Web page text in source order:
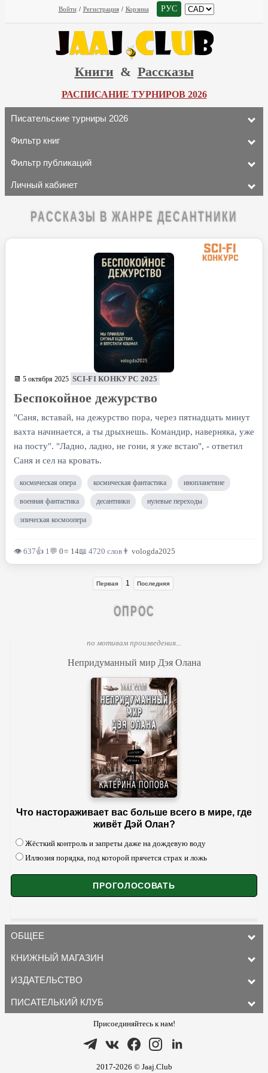
Войти / Регистрация / Корзина РУС
Книги & Рассказы
РАСПИСАНИЕ ТУРНИРОВ 2026
Писательские турниры 2026
Фильтр книг
Фильтр публикаций
Личный кабинет
РАССКАЗЫ В ЖАНРЕ ДЕСАНТНИКИ
📆 5 октября 2025 SCI-FI КОНКУРС 2025
Беспокойное дежурство
"Саня, вставай, на дежурство пора, через пятнадцать минут
вахта начинается, а ты дрыхнешь. Командир, наверняка, уже
на посту". "Ладно, ладно, не гони, я уже встаю", - ответил
Саня и сел на кровать.
космическая опера космическая фантастика инопланетяне
военная фантастика десантники нулевые переходы
эпическая космоопера
👁 637👍 1💬 0⭐ 14📖 4720 слов 👨 vologda2025
Первая 1 Последняя
ОПРОС
по мотивам произведения...
Непридуманный мир Дэя Олана
Что настораживает вас больше всего в мире, где
живёт Дэй Олан?
Жёсткий контроль и запреты даже на дождевую воду
Иллюзия порядка, под которой прячется страх и ложь
ОБЩЕЕ
КНИЖНЫЙ МАГАЗИН
ИЗДАТЕЛЬСТВО
ПИСАТЕЛЬКИЙ КЛУБ
Присоединяйтесь к нам!
2017-2026 © Jaaj.Club